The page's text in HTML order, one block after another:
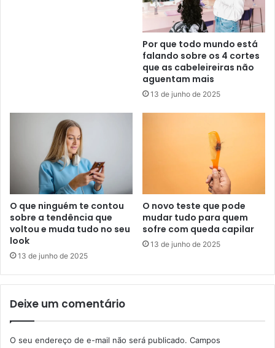
Por que todo mundo está
falando sobre os 4 cortes
que as cabeleireiras não
aguentam mais
13 de junho de 2025
O que ninguém te contou
sobre a tendência que
voltou e muda tudo no seu
look
13 de junho de 2025
O novo teste que pode
mudar tudo para quem
sofre com queda capilar
13 de junho de 2025
Deixe um comentário
O seu endereço de e-mail não será publicado. Campos